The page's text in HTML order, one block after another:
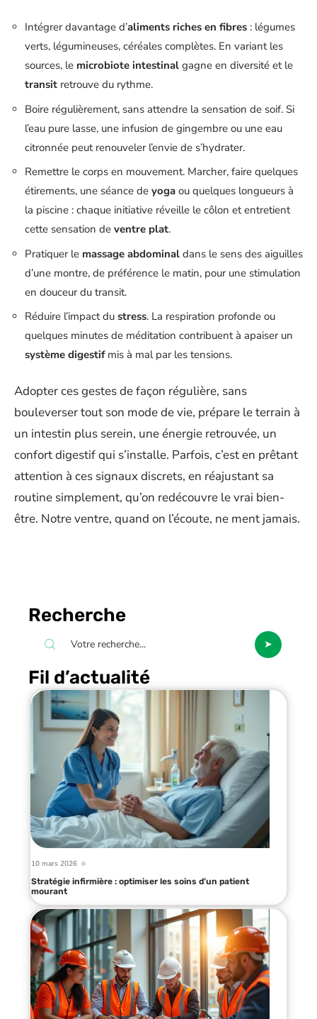
Intégrer davantage d’aliments riches en fibres : légumes
verts, légumineuses, céréales complètes. En variant les
sources, le microbiote intestinal gagne en diversité et le
transit retrouve du rythme.
Boire régulièrement, sans attendre la sensation de soif. Si
l’eau pure lasse, une infusion de gingembre ou une eau
citronnée peut renouveler l’envie de s’hydrater.
Remettre le corps en mouvement. Marcher, faire quelques
étirements, une séance de yoga ou quelques longueurs à
la piscine : chaque initiative réveille le côlon et entretient
cette sensation de ventre plat.
Pratiquer le massage abdominal dans le sens des aiguilles
d’une montre, de préférence le matin, pour une stimulation
en douceur du transit.
Réduire l’impact du stress. La respiration profonde ou
quelques minutes de méditation contribuent à apaiser un
système digestifmis à mal par les tensions.
Adopter ces gestes de façon régulière, sans
bouleverser tout son mode de vie, prépare le terrain à
un intestin plus serein, une énergie retrouvée, un
confort digestif qui s’installe. Parfois, c’est en prêtant
attention à ces signaux discrets, en réajustant sa
routine simplement, qu’on redécouvre le vrai bien-
être. Notre ventre, quand on l’écoute, ne ment jamais.
Recherche
Fil d’actualité
10 mars 2026
Stratégie infirmière : optimiser les soins d’un patient
mourant